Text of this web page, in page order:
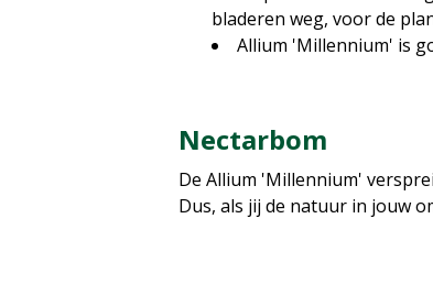
bladeren weg, voor de
Allium 'Millennium' is
Nectarbom
De Allium 'Millennium'
Dus, als jij de natuur in jouw